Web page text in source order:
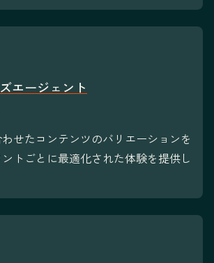
エージェント
せたコンテンツのバリエーションを
トごとに最適化された体験を提供し